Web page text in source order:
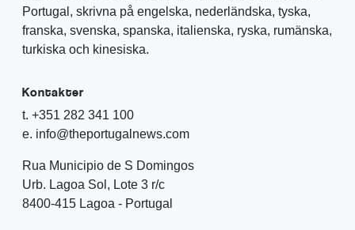
Portugal, skrivna på engelska, nederländska, tyska,
franska, svenska, spanska, italienska, ryska, rumänska,
turkiska och kinesiska.
Kontakter
t. +351 282 341 100
e. info@theportugalnews.com
Rua Municipio de S Domingos
Urb. Lagoa Sol, Lote 3 r/c
8400-415 Lagoa - Portugal